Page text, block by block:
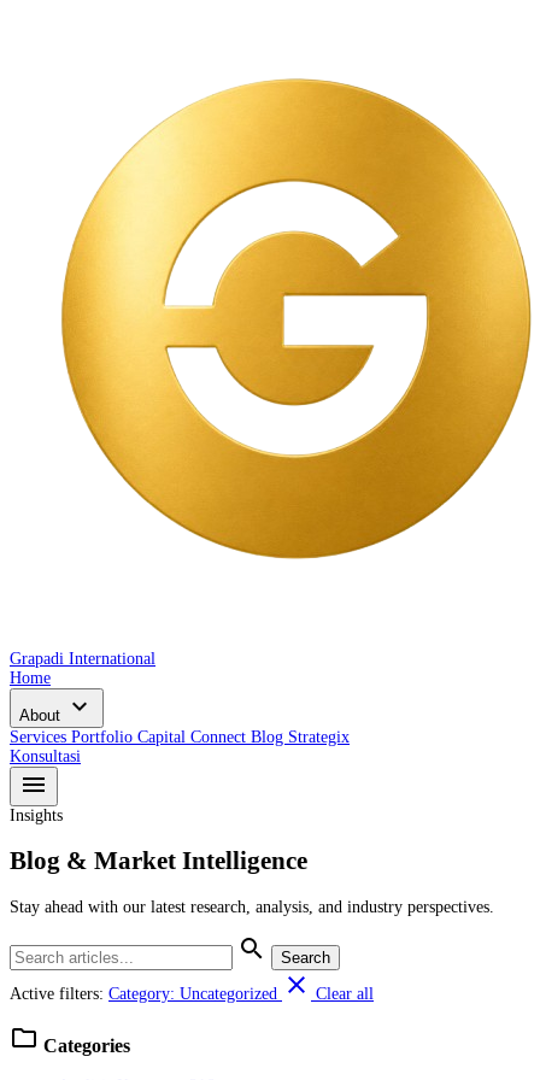
Grapadi International
Home
About expand_more
Services Portfolio Capital Connect Blog Strategix
Konsultasi
menu
Insights
Blog & Market Intelligence
Stay ahead with our latest research, analysis, and industry perspectives.
search
Search
Active filters: Category: Uncategorized close Clear all
folder Categories